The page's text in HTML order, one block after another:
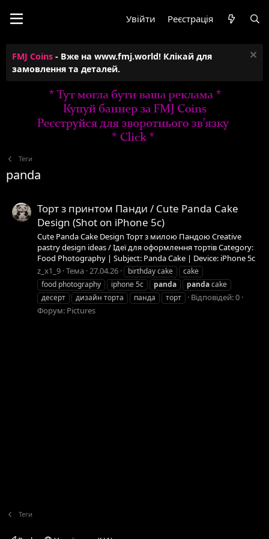
Увійти Реєстрація
FMJ Coins - Вже на www.fmj.world! Клікай для
замовлення та деталей.
Теги
panda
Торт з принтом Панди / Cute Panda Cake
Design (Shot on iPhone 5c)
Cute Panda Cake Design Торт з милою Пандою Creative
pastry design ideas / Ідеї для оформлення тортів Category:
Food Photography | Subject: Panda Cake | Device: iPhone 5c
z_x1_9 Тема 27.04.26 birthday cake
cake
food photography
iphone 5c panda pandacake
десерт
дизайн торта панда торт
Відповідей: 0
Форум: Pictures
Теги